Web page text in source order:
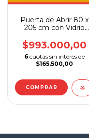
Puerta de Abrir 80 x
205 cm con Vidrio
$993.000,00
6 cuotas sin interés de
$165.500,00
COMPRAR